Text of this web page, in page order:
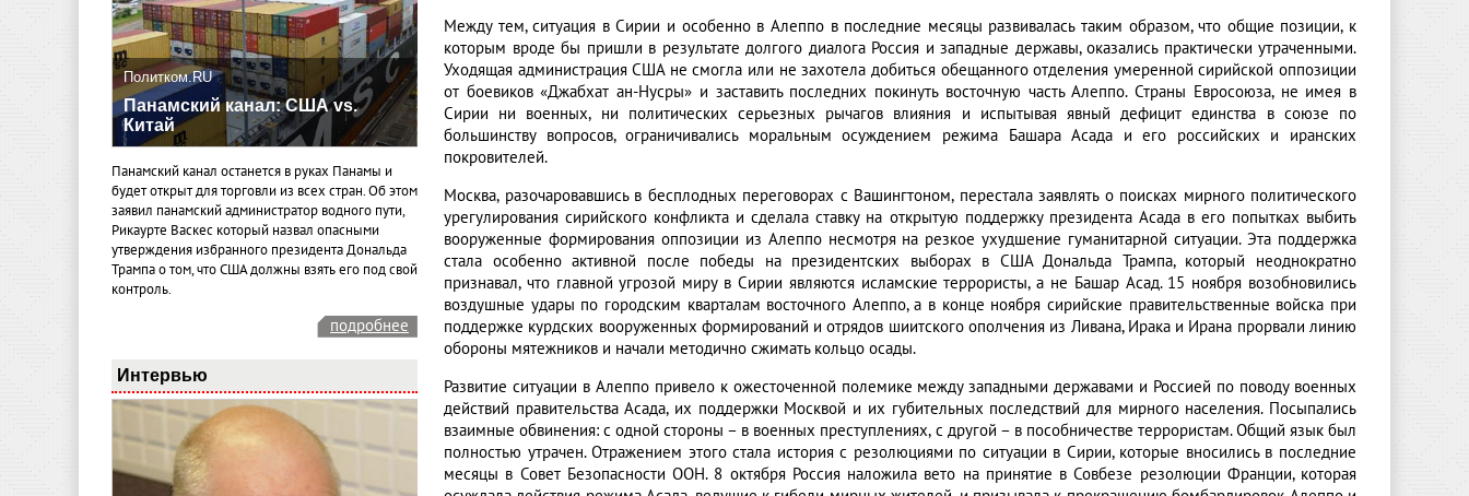
Политком.RU
Панамский канал: США vs.
Китай
Панамский канал останется в руках Панамы и
будет открыт для торговли из всех стран. Об этом
заявил панамский администратор водного пути,
Рикаурте Васкес который назвал опасными
утверждения избранного президента Дональда
Трампа о том, что США должны взять его под свой
контроль.
подробнее
Интервью
Между тем, ситуация в Сирии и особенно в Алеппо в последние месяцы развивалась таким образом, что общие позиции, к
которым вроде бы пришли в результате долгого диалога Россия и западные державы, оказались практически утраченными.
Уходящая администрация США не смогла или не захотела добиться обещанного отделения умеренной сирийской оппозиции
от боевиков «Джабхат ан-Нусры» и заставить последних покинуть восточную часть Алеппо. Страны Евросоюза, не имея в
Сирии ни военных, ни политических серьезных рычагов влияния и испытывая явный дефицит единства в союзе по
большинству вопросов, ограничивались моральным осуждением режима Башара Асада и его российских и иранских
покровителей.
Москва, разочаровавшись в бесплодных переговорах с Вашингтоном, перестала заявлять о поисках мирного политического
урегулирования сирийского конфликта и сделала ставку на открытую поддержку президента Асада в его попытках выбить
вооруженные формирования оппозиции из Алеппо несмотря на резкое ухудшение гуманитарной ситуации. Эта поддержка
стала особенно активной после победы на президентских выборах в США Дональда Трампа, который неоднократно
признавал, что главной угрозой миру в Сирии являются исламские террористы, а не Башар Асад. 15 ноября возобновились
воздушные удары по городским кварталам восточного Алеппо, а в конце ноября сирийские правительственные войска при
поддержке курдских вооруженных формирований и отрядов шиитского ополчения из Ливана, Ирака и Ирана прорвали линию
обороны мятежников и начали методично сжимать кольцо осады.
Развитие ситуации в Алеппо привело к ожесточенной полемике между западными державами и Россией по поводу военных
действий правительства Асада, их поддержки Москвой и их губительных последствий для мирного населения. Посыпались
взаимные обвинения: с одной стороны – в военных преступлениях, с другой – в пособничестве террористам. Общий язык был
полностью утрачен. Отражением этого стала история с резолюциями по ситуации в Сирии, которые вносились в последние
месяцы в Совет Безопасности ООН. 8 октября Россия наложила вето на принятие в Совбезе резолюции Франции, которая